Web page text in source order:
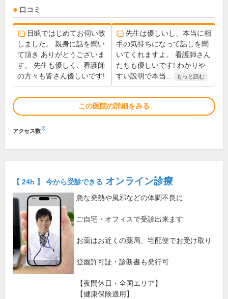
口コミ
目眩ではじめてお伺い致
しました。 親身に話を聞い
て頂き ありがとうございま
す。 先生も優しく、看護師
の方々も皆さん優しいです!
先生は優しいし、本当に相
手の気持ちになって話しを聞
いてくれますよ。 看護師さん
たちも優しいです! わかりや
すい説明で本当...
もっと読む
この医院の詳細をみる
アクセス数※
【 24h 】 今から受診できる オンライン診療
急な発熱や風邪などの体調不良に
ご自宅・オフィスで受診出来ます
お薬はお近くの薬局、宅配便でお受け取り
登園許可証・診断書も発行可
【夜間休日・全国エリア】
【健康保険適用】